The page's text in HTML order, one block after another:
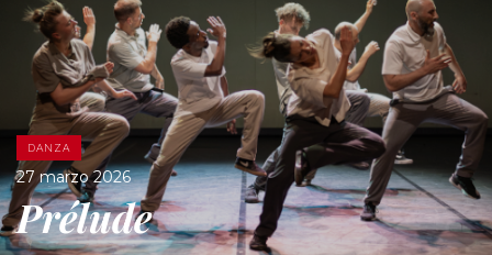
DANZA
27 marzo 2026
Prélude